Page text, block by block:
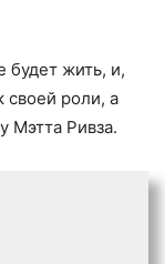
будет жить, и,
роли, а
Мэтта Ривза.